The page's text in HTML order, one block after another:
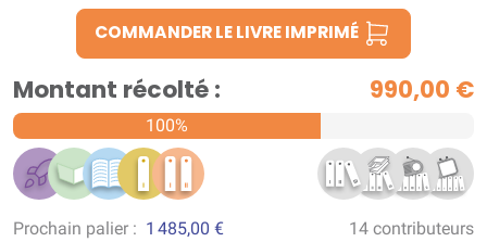
COMMANDER LE LIVRE IMPRIMÉ
Montant récolté : 990,00 €
100%
Prochain palier : 1 485,00 € 14 contributeurs